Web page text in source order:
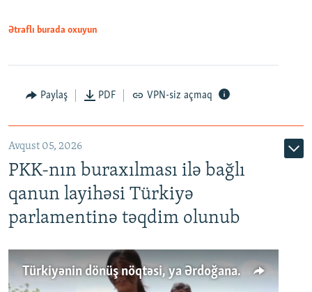
Ətraflı burada oxuyun
Paylaş PDF VPN-siz açmaq
Avqust 05, 2026
PKK-nın buraxılması ilə bağlı
qanun layihəsi Türkiyə
parlamentinə təqdim olunub
Türkiyənin dönüş nöqtəsi, ya Ərdoğana üçüncü şans: PKK ilə qəfil barışıq nə deməkdir?